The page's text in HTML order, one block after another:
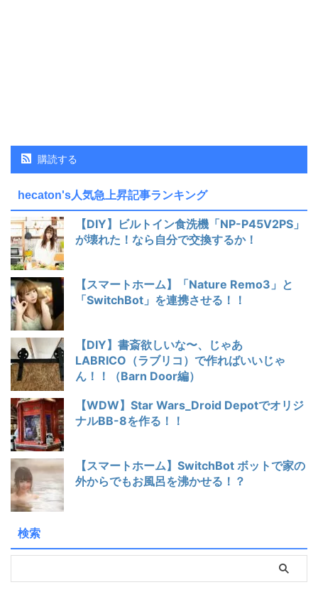
購読する
hecaton's人気急上昇記事ランキング
【DIY】ビルトイン食洗機「NP-P45V2PS」
が壊れた！なら自分で交換するか！
【スマートホーム】「Nature Remo3」と
「SwitchBot」を連携させる！！
【DIY】書斎欲しいな〜、じゃあ
LABRICO（ラブリコ）で作ればいいじゃ
ん！！（Barn Door編）
【WDW】Star Wars_Droid Depotでオリジ
ナルBB-8を作る！！
【スマートホーム】SwitchBot ボットで家の
外からでもお風呂を沸かせる！？
検索